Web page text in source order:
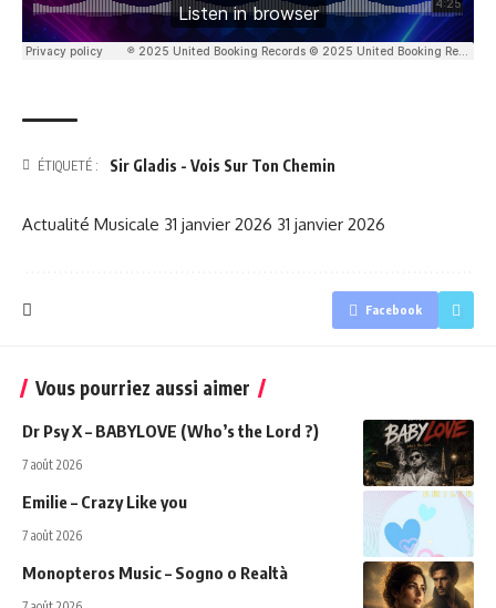
ÉTIQUETÉ : Sir Gladis - Vois Sur Ton Chemin
Actualité Musicale 31 janvier 2026 31 janvier 2026
Facebook
Vous pourriez aussi aimer
Dr Psy X – BABYLOVE (Who’s the Lord ?)
7 août 2026
Emilie – Crazy Like you
7 août 2026
Monopteros Music – Sogno o Realtà